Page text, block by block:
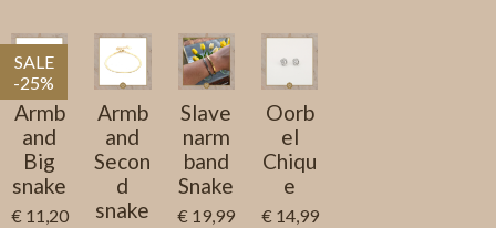
n
SALE
-25%
Armb
and
Big
snake
€ 11,20
Armb
and
Secon
d
snake
Slave
narm
band
Snake
€ 19,99
Oorb
el
Chiqu
e
€ 14,99